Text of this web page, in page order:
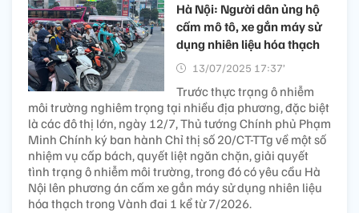
Hà Nội: Người dân ủng hộ
cấm mô tô, xe gắn máy sử
dụng nhiên liệu hóa thạch
13/07/2025 17:37’
Trước thực trạng ô nhiễm
môi trường nghiêm trọng tại nhiều địa phương, đặc biệt
là các đô thị lớn, ngày 12/7, Thủ tướng Chính phủ Phạm
Minh Chính ký ban hành Chỉ thị số 20/CT-TTg về một số
nhiệm vụ cấp bách, quyết liệt ngăn chặn, giải quyết
tình trạng ô nhiễm môi trường, trong đó có yêu cầu Hà
Nội lên phương án cấm xe gắn máy sử dụng nhiên liệu
hóa thạch trong Vành đai 1 kể từ 7/2026.